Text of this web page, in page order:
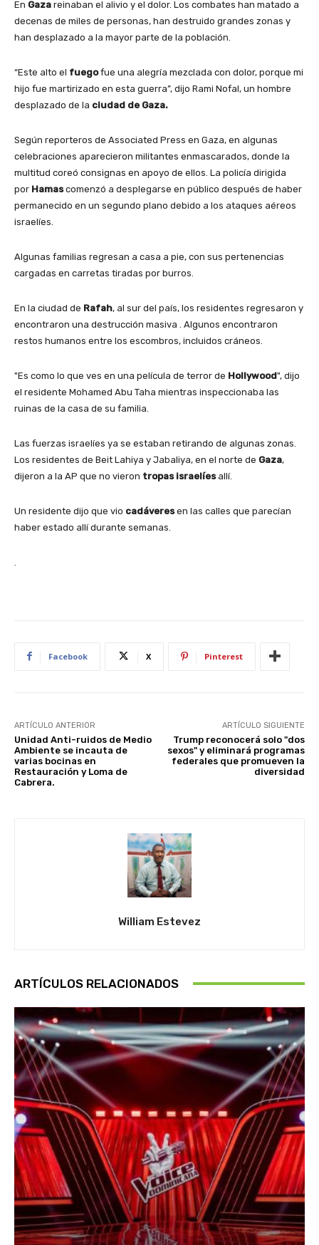
En Gaza reinaban el alivio y el dolor. Los combates han matado a
decenas de miles de personas, han destruido grandes zonas y
han desplazado a la mayor parte de la población.
“Este alto el fuegofue una alegría mezclada con dolor, porque mi
hijo fue martirizado en esta guerra”, dijo Rami Nofal, un hombre
desplazado de la ciudad de Gaza.
Según reporteros de Associated Press en Gaza, en algunas
celebraciones aparecieron militantes enmascarados, donde la
multitud coreó consignas en apoyo de ellos. La policía dirigida
por Hamascomenzó a desplegarse en público después de haber
permanecido en un segundo plano debido a los ataques aéreos
israelíes.
Algunas familias regresan a casa a pie, con sus pertenencias
cargadas en carretas tiradas por burros.
En la ciudad de Rafah, al sur del país, los residentes regresaron y
encontraron una destrucción masiva . Algunos encontraron
restos humanos entre los escombros, incluidos cráneos.
"Es como lo que ves en una película de terror de Hollywood", dijo
el residente Mohamed Abu Taha mientras inspeccionaba las
ruinas de la casa de su familia.
Las fuerzas israelíes ya se estaban retirando de algunas zonas.
Los residentes de Beit Lahiya y Jabaliya, en el norte de Gaza,
dijeron a la AP que no vieron tropas israelíesallí.
Un residente dijo que vio cadáveresen las calles que parecían
haber estado allí durante semanas.
Facebook X Pinterest
ARTÍCULO ANTERIOR
Unidad Anti-ruidos de Medio
Ambiente se incauta de
varias bocinas en
Restauración y Loma de
Cabrera.
ARTÍCULO SIGUIENTE
Trump reconocerá solo "dos
sexos" y eliminará programas
federales que promueven la
diversidad
William Estevez
ARTÍCULOS RELACIONADOS